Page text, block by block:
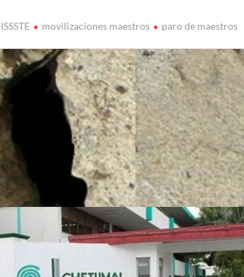
ISSSTE movilizaciones maestros paro de maestros